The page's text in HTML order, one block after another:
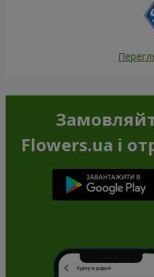
Flowers.ua і